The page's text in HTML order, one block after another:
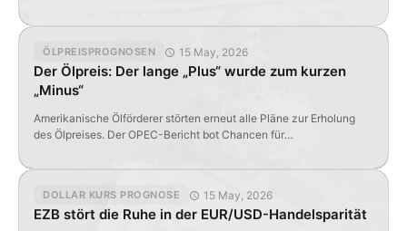
ÖLPREISPROGNOSEN 15 May, 2026
Der Ölpreis: Der lange „Plus“ wurde zum kurzen
„Minus“
Amerikanische Ölförderer störten erneut alle Pläne zur Erholung
des Ölpreises. Der OPEC-Bericht bot Chancen für
DOLLAR KURS PROGNOSE 15 May, 2026
EZB stört die Ruhe in der EUR/USD-Handelsparität